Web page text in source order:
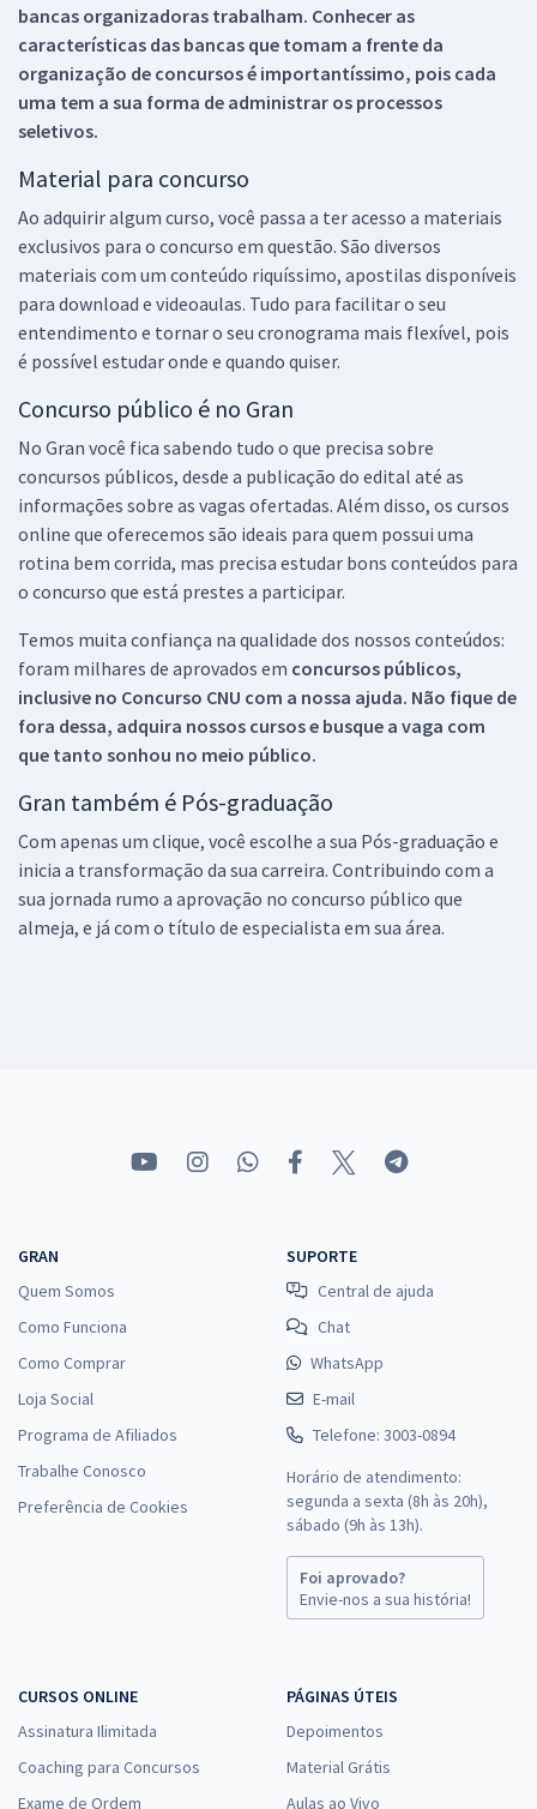
bancas organizadoras trabalham. Conhecer as
características das bancas que tomam a frente da
organização de concursos é importantíssimo, pois cada
uma tem a sua forma de administrar os processos
seletivos.
Material para concurso
Ao adquirir algum curso, você passa a ter acesso a materiais
exclusivos para o concurso em questão. São diversos
materiais com um conteúdo riquíssimo, apostilas disponíveis
para download e videoaulas. Tudo para facilitar o seu
entendimento e tornar o seu cronograma mais flexível, pois
é possível estudar onde e quando quiser.
Concurso público é no Gran
No Gran você fica sabendo tudo o que precisa sobre
concursos públicos, desde a publicação do edital até as
informações sobre as vagas ofertadas. Além disso, os cursos
online que oferecemos são ideais para quem possui uma
rotina bem corrida, mas precisa estudar bons conteúdos para
o concurso que está prestes a participar.
Temos muita confiança na qualidade dos nossos conteúdos:
foram milhares de aprovados em concursos públicos,
inclusive no Concurso CNU com a nossa ajuda. Não fique de
fora dessa, adquira nossos cursos e busque a vaga com
que tanto sonhou no meio público.
Gran também é Pós-graduação
Com apenas um clique, você escolhe a sua Pós-graduação e
inicia a transformação da sua carreira. Contribuindo com a
sua jornada rumo a aprovação no concurso público que
almeja, e já com o título de especialista em sua área.
GRAN
Quem Somos
Como Funciona
Como Comprar
Loja Social
Programa de Afiliados
Trabalhe Conosco
Preferência de Cookies
SUPORTE
Central de ajuda
Chat
WhatsApp
E-mail
Telefone: 3003-0894
Horário de atendimento:
segunda a sexta (8h às 20h),
sábado (9h às 13h).
Foi aprovado?
Envie-nos a sua história!
CURSOS ONLINE
Assinatura Ilimitada
Coaching para Concursos
Exame de Ordem
PÁGINAS ÚTEIS
Depoimentos
Material Grátis
Aulas ao Vivo